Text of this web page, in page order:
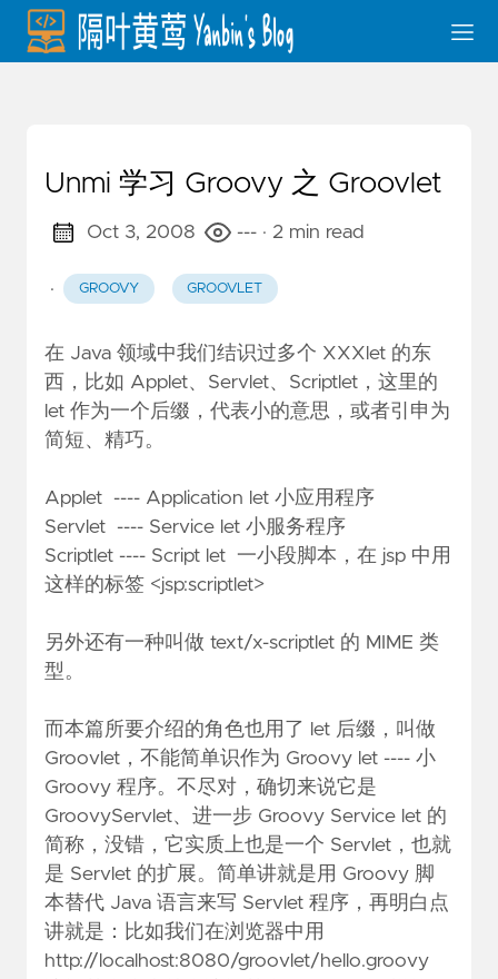
Unmi 学习 Groovy 之 Groovlet
Oct 3, 2008 --- · 2 min read
· GROOVY GROOVLET
在 Java 领域中我们结识过多个 XXXlet 的东
西，比如 Applet、Servlet、Scriptlet，这里的
let 作为一个后缀，代表小的意思，或者引申为
简短、精巧。
Applet ---- Application let 小应用程序
Servlet ---- Service let 小服务程序
Scriptlet ---- Script let 一小段脚本，在 jsp 中用
这样的标签 <jsp:scriptlet>
另外还有一种叫做 text/x-scriptlet 的 MIME 类
型。
而本篇所要介绍的角色也用了 let 后缀，叫做
Groovlet，不能简单识作为 Groovy let ---- 小
Groovy 程序。不尽对，确切来说它是
GroovyServlet、进一步 Groovy Service let 的
简称，没错，它实质上也是一个 Servlet，也就
是 Servlet 的扩展。简单讲就是用 Groovy 脚
本替代 Java 语言来写 Servlet 程序，再明白点
讲就是：比如我们在浏览器中用
http://localhost:8080/groovlet/hello.groovy